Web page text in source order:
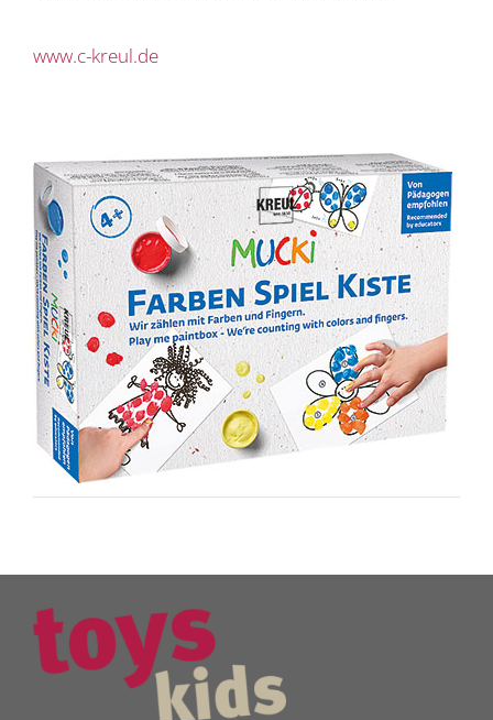
www.c-kreul.de